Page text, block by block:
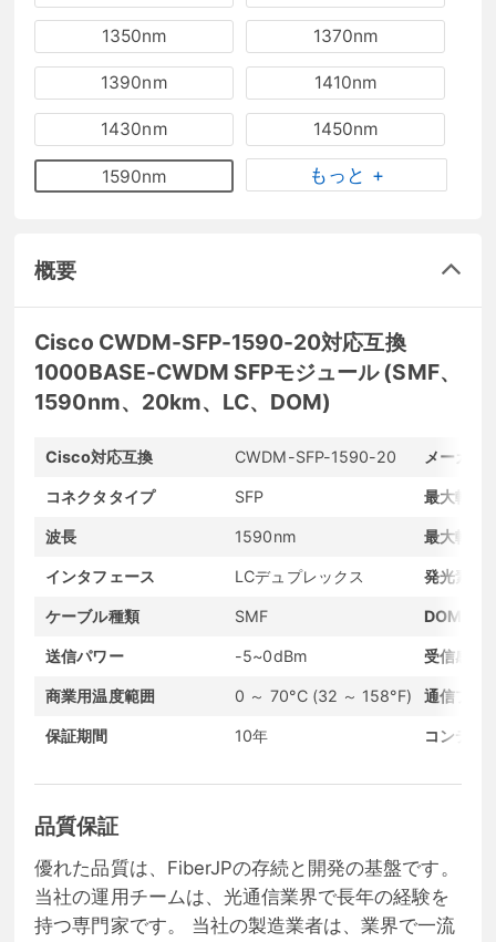
1350nm 1370nm
1390nm 1410nm
1430nm 1450nm
1590nm もっと +
概要
Cisco CWDM-SFP-1590-20対応互換
1000BASE-CWDM SFPモジュール (SMF、
1590nm、20km、LC、DOM)
Cisco対応互換 CWDM-SFP-1590-20 メーカー
コネクタタイプ SFP 最大転送
波長 1590nm 最大転送
インタフェース LCデュプレックス 発光素子
ケーブル種類 SMF DOMサ
送信パワー -5~0dBm 受信感度
商業用温度範囲 0 ～ 70°C (32 ～ 158°F) 通信プロ
保証期間 10年 コンディ
品質保証
優れた品質は、FiberJPの存続と開発の基盤です。
当社の運用チームは、光通信業界で長年の経験を
持つ専門家です。 当社の製造業者は、業界で一流